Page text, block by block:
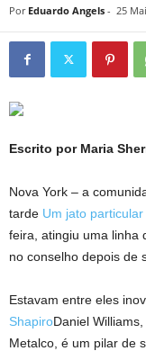
Por Eduardo Angels - 25
Escrito por Maria
Nova York – a
tarde Um jato particular
feira, atingiu uma linha
no conselho depois de
Estavam entre eles
ShapiroDaniel
Metalco, é um pilar de